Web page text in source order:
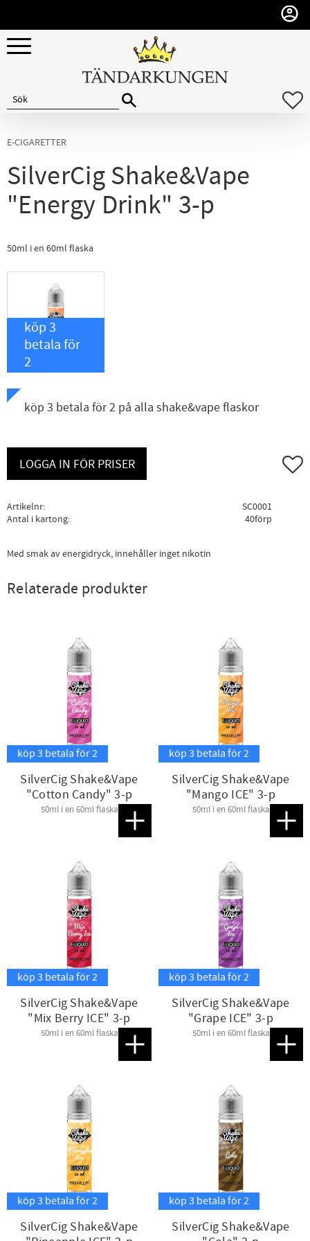
Meny
E-CIGARETTER
SilverCig Shake&Vape
"Energy Drink" 3-p
50ml i en 60ml flaska
köp 3
betala för
2
köp 3 betala för 2 på alla shake&vape flaskor
LOGGA IN FÖR PRISER Lägg
Artikelnr
SC0001
Antal i kartong
40förp
Med smak av energidryck, innehåller inget nikotin
Relaterade produkter
köp 3 betala för 2
SilverCig Shake&Vape
"Cotton Candy" 3-p
50ml i en 60ml flaska
Lägg till i favoriter
köp 3 betala för 2
SilverCig Shake&Vape
"Mango ICE" 3-p
50ml i en 60ml flaska
köp 3 betala för 2
SilverCig Shake&Vape
"Mix Berry ICE" 3-p
50ml i en 60ml flaska
Lägg till i favoriter
köp 3 betala för 2
SilverCig Shake&Vape
"Grape ICE" 3-p
50ml i en 60ml flaska
köp 3 betala för 2
SilverCig Shake&Vape
köp 3 betala för 2
SilverCig Shake&Vape